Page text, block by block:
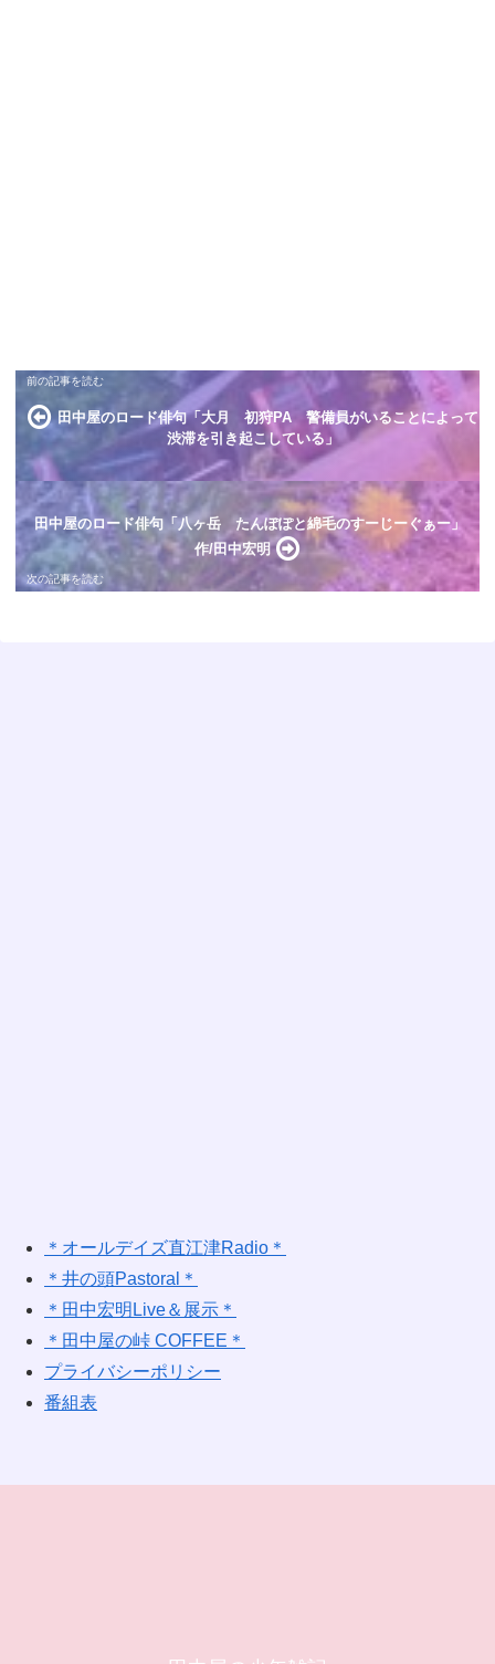
田中屋のロード俳句「大月 初狩PA 警備員がいることによって
渋滞を引き起こしている」
田中屋のロード俳句「八ヶ岳 たんぽぽと綿毛のすーじーぐぁー」
作/田中宏明
＊オールデイズ直江津Radio＊
＊井の頭Pastoral＊
＊田中宏明Live＆展示＊
＊田中屋の峠 COFFEE＊
プライバシーポリシー
番組表